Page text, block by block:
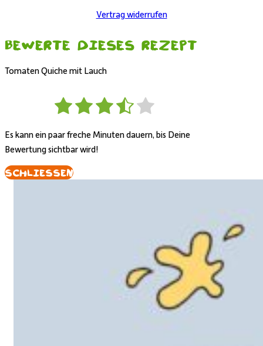
Vertrag widerrufen
Bewerte dieses Rezept
Tomaten Quiche mit Lauch
Es kann ein paar freche Minuten dauern, bis Deine
Bewertung sichtbar wird!
Schliessen